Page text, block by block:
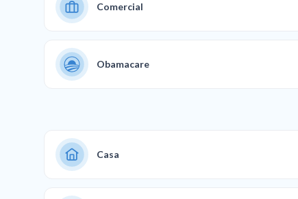
Comercial
Obamacare
Casa